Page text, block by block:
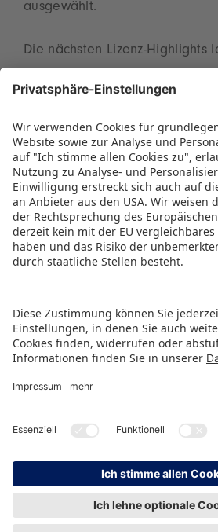
ausgewählt.
Die nächsten Lizenz-Highlights
by BRANDmania – findet vom
auf der Spielwarenmesse in
überrascht in neuem Look. Die
BRANDmania lädt vom 24. bis
erneut nach Essen ein.
PRESSEMITTEILUNG ALS PDF
HINWEISGEBERSCHUTZ
KONTAKT